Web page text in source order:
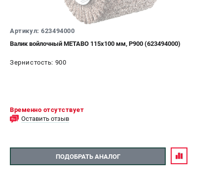
Артикул: 623494000
Валик войлочный METABO 115х100 мм, P900 (623494000)
Зернистость: 900
Временно отсутствует
Оставить отзыв
ПОДОБРАТЬ АНАЛОГ